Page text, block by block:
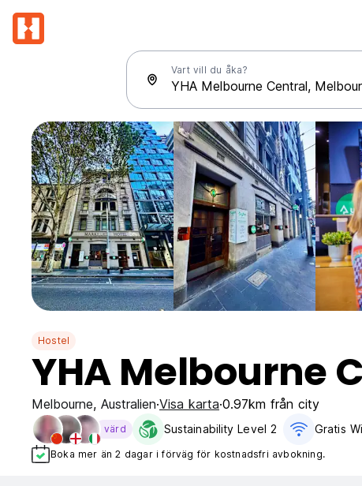
Vart vill du åka?
Hostel
YHA Melbourne
Melbourne, Australien Visa karta 0.97km från city
värd Sustainability Level 2 Gratis
Boka mer än 2 dagar i förväg för kostnadsfri avbokning.